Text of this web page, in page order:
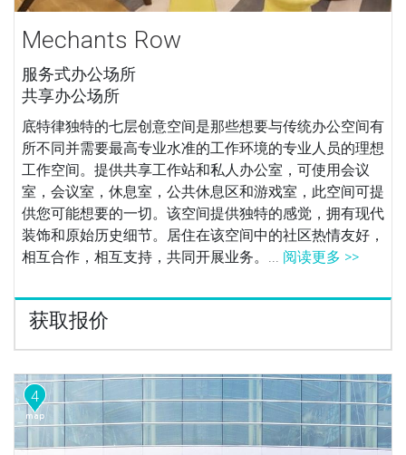
Mechants Row
服务式办公场所
共享办公场所
底特律独特的七层创意空间是那些想要与传统办公空间有
所不同并需要最高专业水准的工作环境的专业人员的理想
工作空间。提供共享工作站和私人办公室，可使用会议
室，会议室，休息室，公共休息区和游戏室，此空间可提
供您可能想要的一切。该空间提供独特的感觉，拥有现代
装饰和原始历史细节。居住在该空间中的社区热情友好，
相互合作，相互支持，共同开展业务。... 阅读更多 >>
获取报价
4